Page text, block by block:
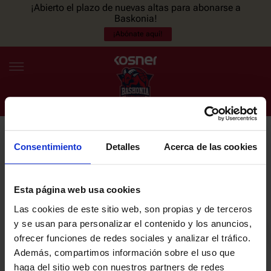
Consentimiento Detalles Acerca de las cookies
Esta página web usa cookies
Las cookies de este sitio web, son propias y de terceros
y se usan para personalizar el contenido y los anuncios,
ofrecer funciones de redes sociales y analizar el tráfico.
Además, compartimos información sobre el uso que
haga del sitio web con nuestros partners de redes
¡Abierto el plazo de nuevas altas para abonarse a
Baskonia!
¡Abónate aquí!
ES EU
NOTICIAS
PLANTILLA
ENTRADAS
NEWSLETTER
últimas noticias y promociones del club.
Email
He leído y acepto laPolítica de privacidaddel SASKI BASKONIA